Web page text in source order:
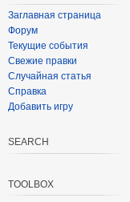
Заглавная страница
Форум
Текущие события
Свежие правки
Случайная статья
Справка
Добавить игру
SEARCH
TOOLBOX